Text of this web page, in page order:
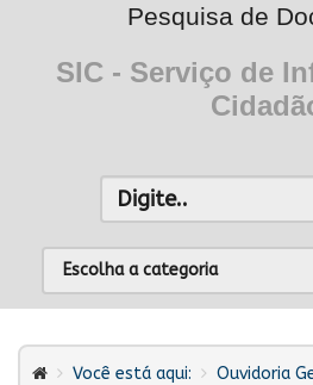
Pesquisa de
SIC - Serviço de
Você está aqui:
Ouvidoria